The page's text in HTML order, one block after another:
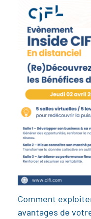
Comment
avantages de